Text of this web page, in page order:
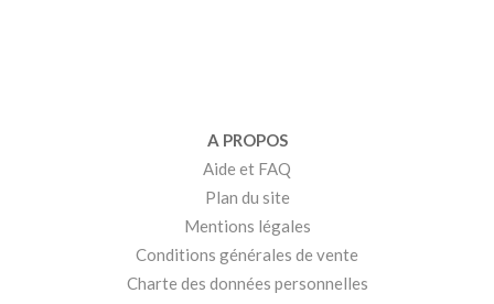
A PROPOS
Aide et FAQ
Plan du site
Mentions légales
Conditions générales de vente
Charte des données personnelles